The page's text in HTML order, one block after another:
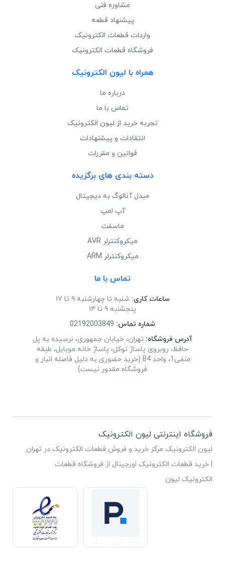
مشاوره فنی
پیشنهاد قطعه
واردات قطعات الکترونیک
فروشگاه قطعات الکترونیک
همراه با لیون الکترونیک
درباره ما
تماس با ما
تجربه خرید از لیون الکترونیک
انتقادات و پیشنهادات
قوانین و مقررات
دسته بندی های برگزیده
مبدل آنالوگ به دیجیتال
آپ امپ
ماسفت
میکروکنترلر AVR
میکروکنترلر ARM
تماس با ما
ساعات کاری: شنبه تا چهارشنبه ۹ تا ۱۷
پنجشنبه ۹ تا ۱۴
شماره تماس: 02192003849
آدرس فروشگاه: تهران، خیابان جمهوری، نرسیده به پل
حافظ، روبروی پاساژ توکل، پاساژ خانه موبایل، طبقه
منفی1، واحد B4 (خرید حضوری به دلیل فاصله انبار و
فروشگاه مقدور نیست)
فروشگاه اینترنتی لیون الکترونیک
لیون الکترونیک مرکز خرید و فروش قطعات الکترونیک در تهران
| خرید قطعات الکترونیک اورجینال از فروشگاه قطعات
الکترونیک لیون